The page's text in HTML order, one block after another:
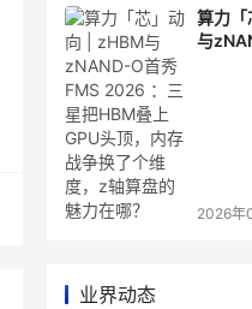
算力「
与
2026年
业界动态